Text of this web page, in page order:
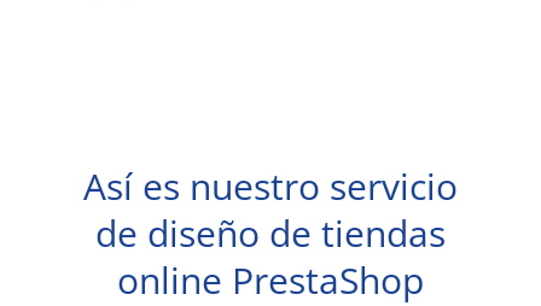
Así es nuestro servicio
de diseño de tiendas
online PrestaShop